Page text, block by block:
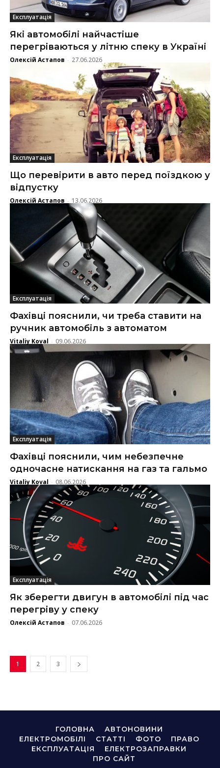
Експлуатація
Які автомобілі найчастіше
перегріваються у літню спеку в Україні
Олексій Астапов - 27.06.2026
Експлуатація
Що перевірити в авто перед поїздкою у
відпустку
Олексій Астапов - 13.06.2026
Експлуатація
Фахівці пояснили, чи треба ставити на
ручник автомобіль з автоматом
Vitaliy Koval - 09.06.2026
Експлуатація
Фахівці пояснили, чим небезпечне
одночасне натискання на газ та гальмо
Vitaliy Koval - 08.06.2026
Експлуатація
Як зберегти двигун в автомобілі під час
перегріву у спеку
Олексій Астапов - 07.06.2026
1 2 3
ГОЛОВНА
АВТОНОВИНИ
ЕЛЕКТРОМОБІЛІ
СТАТТІ ФОТО
ПРАВО
ЕКСПЛУАТАЦІЯ
ЕЛЕКТРОЗАПРАВКИ
ПРО САЙТ